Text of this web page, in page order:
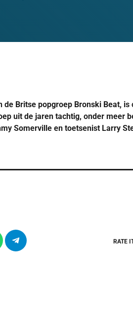
Britse popgroep Bronski Beat,
uit de jaren tachtig, onder meer
Somerville en toetsenist Larry
RATE